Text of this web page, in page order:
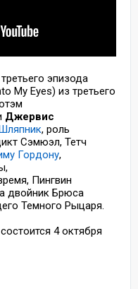
эпизода
My Eyes) из третьего
Джервис
, роль
Сэмюэл, Тетч
Гордону,
Пингвин
двойник Брюса
Темного Рыцаря.
состоится 4 октября